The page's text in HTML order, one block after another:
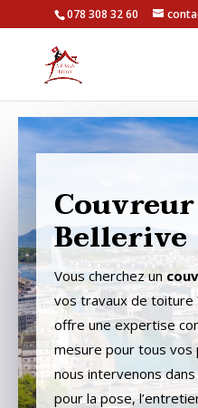
078 308 32 60
Bellerive
Vous cherchez un
vos travaux de
offre une expertise
mesure pour tous vos
nous intervenons
pour la pose,